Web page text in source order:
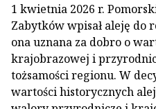
1 kwietnia 2026 r.
Zabytków wpisał aleję do
ona uznana za dobro o
krajobrazowej i
tożsamości regionu. W
wartości historycznych